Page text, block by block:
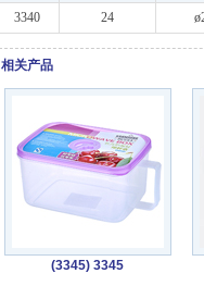
3340 24
相关产品
(3345) 3345